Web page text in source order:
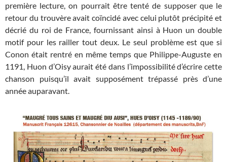
première lecture, on pourrait être tenté de supposer que le
retour du trouvère avait coïncidé avec celui plutôt précipité et
décrié du roi de France, fournissant ainsi à Huon un double
motif pour les railler tout deux. Le seul problème est que si
Conon était rentré en même temps que Philippe-Auguste en
1191, Huon d’Oisy aurait été dans l’impossibilité d’écrire cette
chanson puisqu’il avait supposément trépassé près d’une
année auparavant.